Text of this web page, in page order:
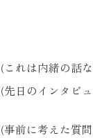
(これは内緒の話
(先日のインタビ
(事前に考えた質